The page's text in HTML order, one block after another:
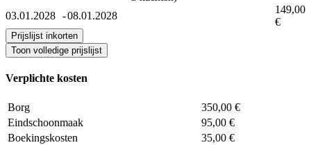
Toon volledige prijslijst
03.01.2028 -08.01.2028
149,00
€
Prijslijst inkorten
Verplichte kosten
Borg
350,00 €
Eindschoonmaak
95,00 €
Boekingskosten
35,00 €